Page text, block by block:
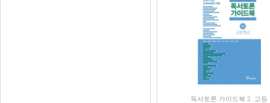
독서토론 가이드북 2. 고등